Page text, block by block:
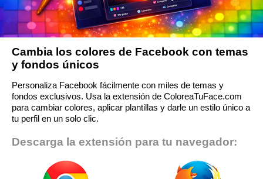
Cambia los colores de Facebook con temas
y fondos únicos
Personaliza Facebook fácilmente con miles de temas y
fondos exclusivos. Usa la extensión de ColoreaTuFace.com
para cambiar colores, aplicar plantillas y darle un estilo único a
tu perfil en un solo clic.
Descarga la extensión para tu navegador: